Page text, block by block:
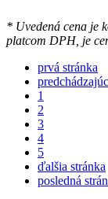
* Uvedená cena je
platcom DPH, je
prvá stránka
1
2
3
4
5
ďalšia stránka
posledná